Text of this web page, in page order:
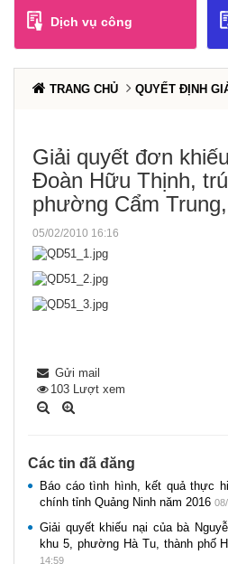
Dịch vụ công
TRANG CHỦ QUYẾT ĐỊNH
Giải quyết đơn
Đoàn Hữu Thịnh,
phường Cẩm
05/02/2010 16:16
Gửi mail
103 Lượt xem
Các tin đã đăng
Báo cáo tình hình, kết quả thực
chính tỉnh Quảng Ninh năm 2016
Giải quyết khiếu nại của bà
khu 5, phường Hà Tu, thành phố
14:59